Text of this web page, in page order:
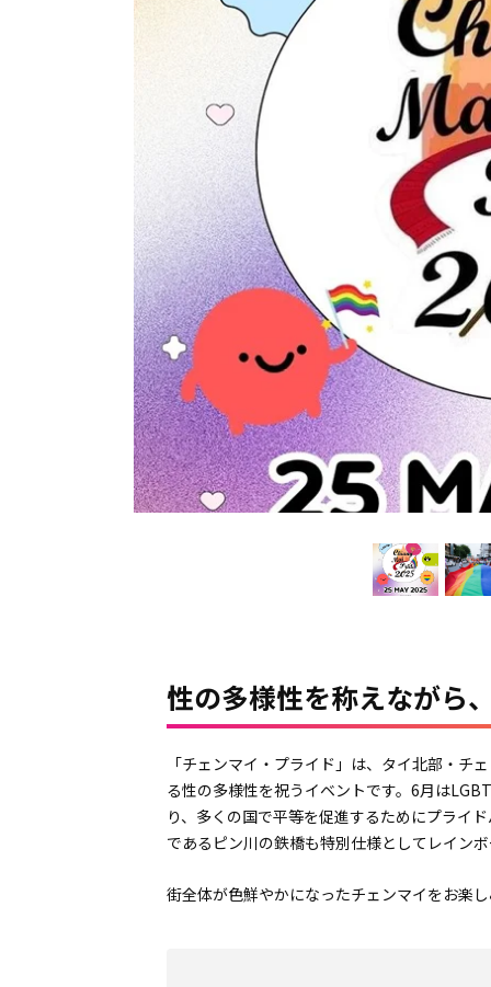
性の多様性を称えながら
「チェンマイ・プライド」は、タイ北部・チ
る性の多様性を祝うイベントです。6月は
り、多くの国で平等を促進するためにプライ
であるピン川の鉄橋も特別仕様としてレイン
街全体が色鮮やかになったチェンマイをお楽